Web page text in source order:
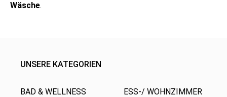
Wäsche.
UNSERE KATEGORIEN
BAD & WELLNESS
ESS-/ WOHNZIMMER